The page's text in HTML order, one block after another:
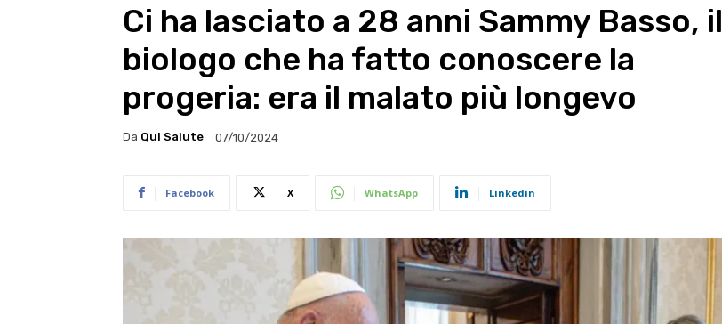
Ci ha lasciato a 28 anni Sammy Basso, il
biologo che ha fatto conoscere la
progeria: era il malato più longevo
Da Qui Salute 07/10/2024
Facebook X WhatsApp Linkedin